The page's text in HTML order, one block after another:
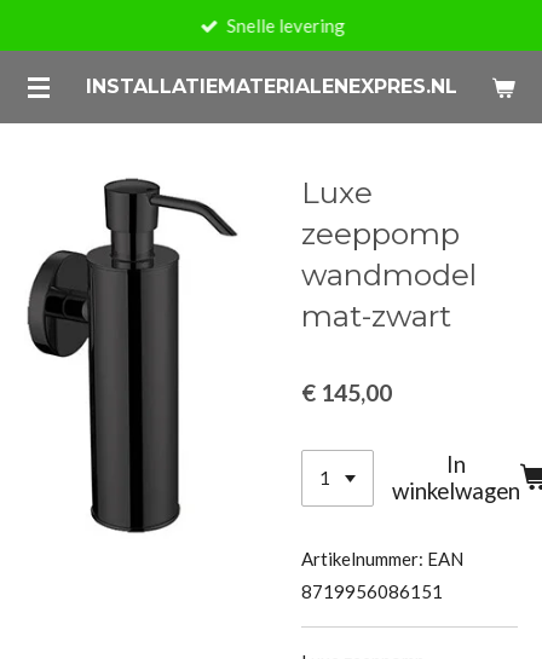
naar
de
INSTALLATIEMATERIALENEXPRES.NL
Snelle levering
Luxe
zeeppomp
wandmodel
mat-zwart
€ 145,00
In
winkelwagen
Artikelnummer: EAN
8719956086151